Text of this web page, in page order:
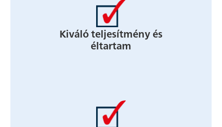
Kiváló teljesítmény és
éltartam